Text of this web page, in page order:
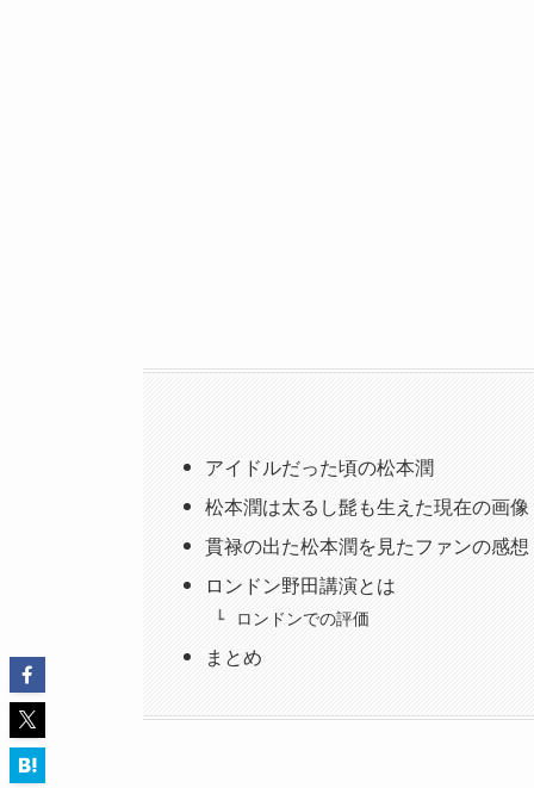
アイドルだった頃の松本潤
松本潤は太るし髭も生えた現在の画像
貫禄の出た松本潤を見たファンの感想
ロンドン野田講演とは
ロンドンでの評価
まとめ